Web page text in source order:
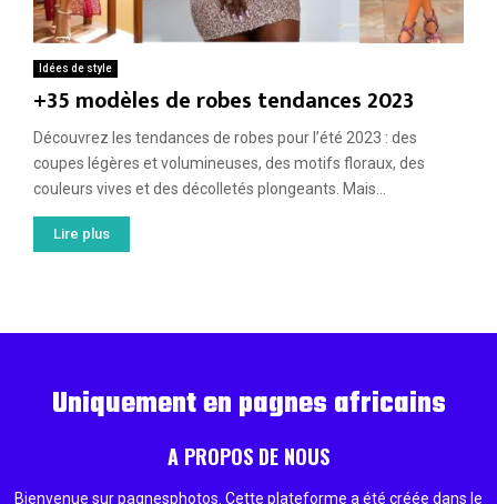
Idées de style
+35 modèles de robes tendances 2023
Découvrez les tendances de robes pour l’été 2023 : des
coupes légères et volumineuses, des motifs floraux, des
couleurs vives et des décolletés plongeants. Mais...
Lire plus
Uniquement en pagnes africains
A PROPOS DE NOUS
Bienvenue sur pagnesphotos. Cette plateforme a été créée dans le